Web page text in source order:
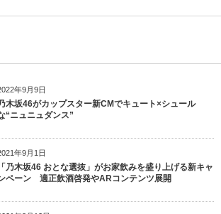
年9月9日
木坂46がカップスター新CMでキュート×シュール
“ニュニュダンス”
年9月1日
「乃木坂46 おとな選抜」がお家飲みを盛り上げる新キャ
ペーン 適正飲酒啓発やARコンテンツ展開